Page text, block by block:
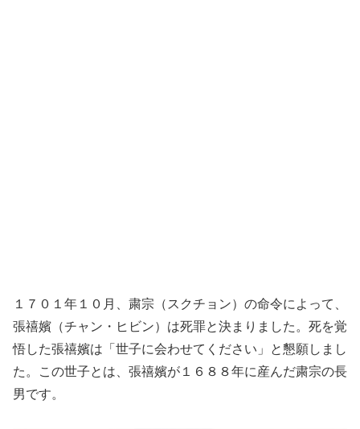
１７０１年１０月、粛宗（スクチョン）の命令によって、
張禧嬪（チャン・ヒビン）は死罪と決まりました。死を覚
悟した張禧嬪は「世子に会わせてください」と懇願しまし
た。この世子とは、張禧嬪が１６８８年に産んだ粛宗の長
男です。